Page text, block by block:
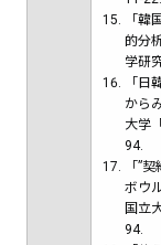
「韓
的分
学研
「日
から
大学
94.
「”
ボウ
国立
94.